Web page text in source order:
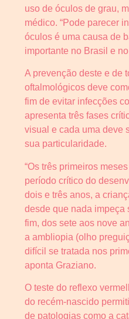
uso de óculos de grau,
médico. “Pode parecer
óculos é uma causa de
importante no Brasil e
A prevenção deste e de
oftalmológicos deve
fim de evitar infecções
apresenta três fases
visual e cada uma deve
sua particularidade.
“Os três primeiros
período crítico do
dois e três anos, a
desde que nada impeça
fim, dos sete aos nove
a ambliopia (olho
difícil se tratada nos
aponta Graziano.
O teste do reflexo
do recém-nascido
de patologias como a